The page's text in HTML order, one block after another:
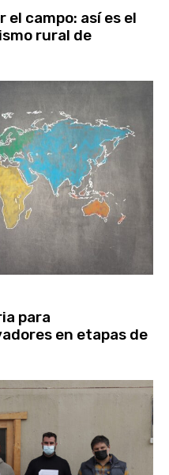
el campo: así es el
rural de
para
en etapas de